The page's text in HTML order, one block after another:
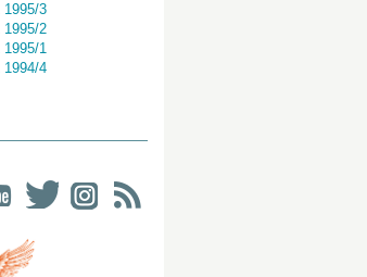
1995/3
1995/2
1995/1
1994/4